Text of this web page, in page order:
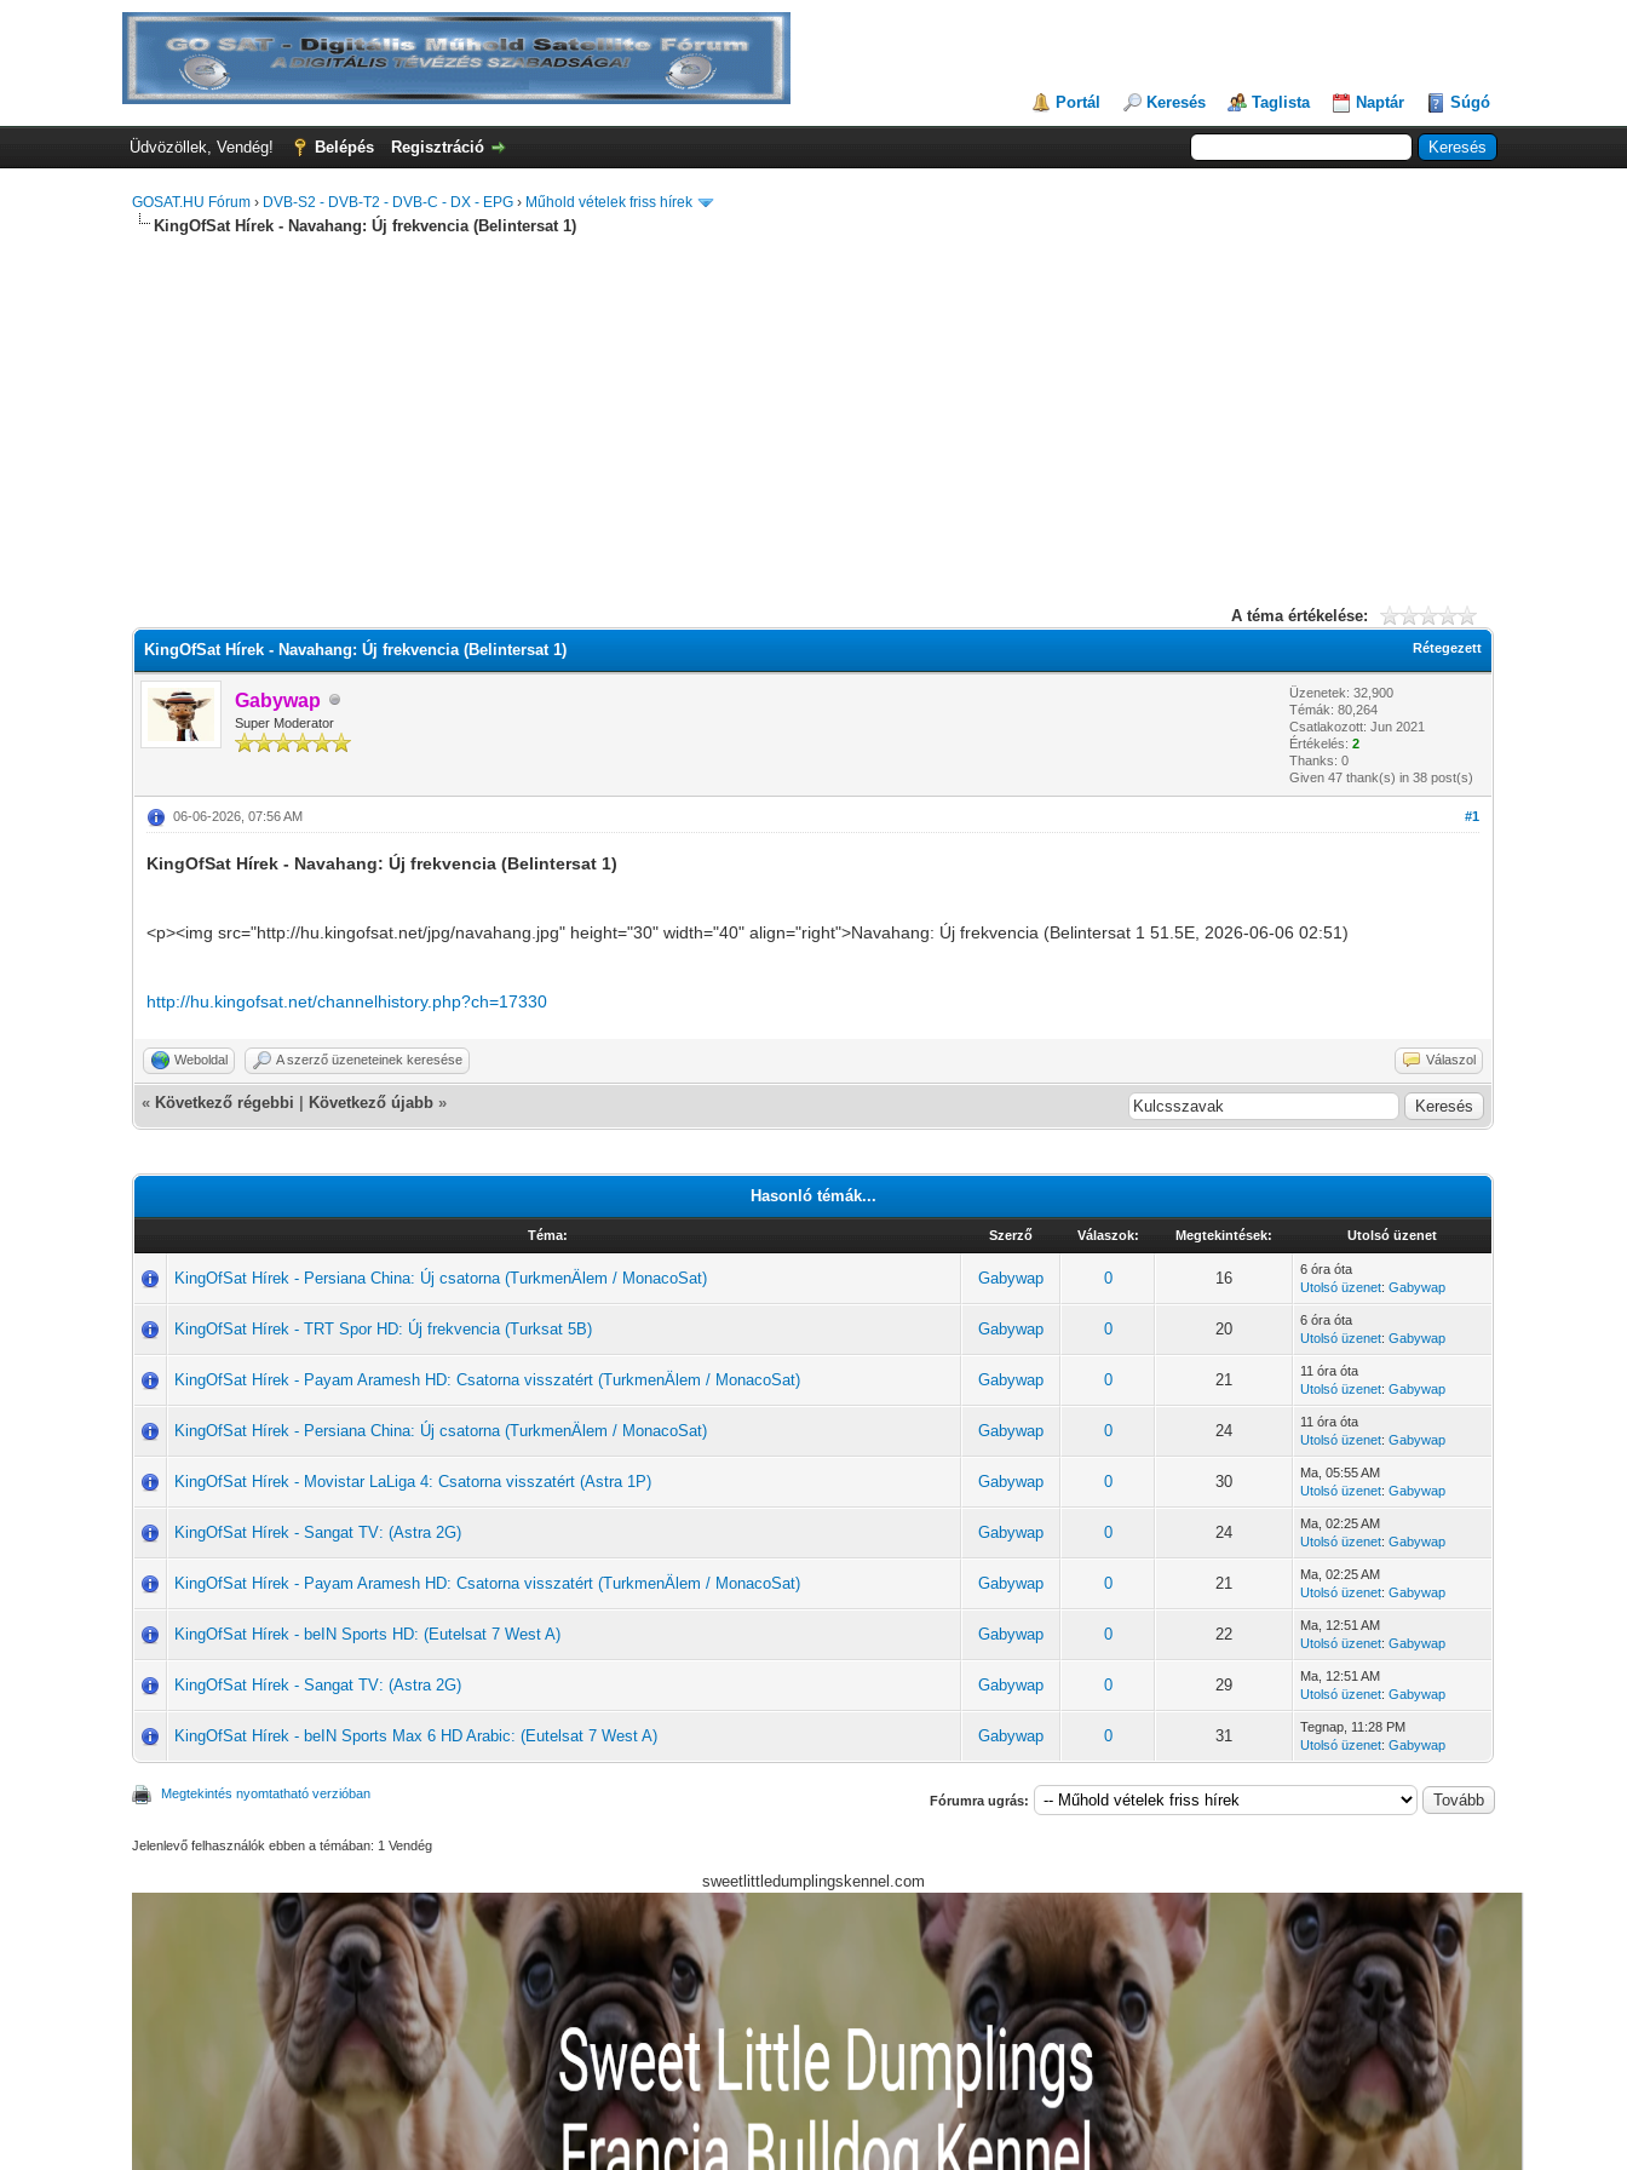
Portál Keresés Taglista Naptár Súgó
Üdvözöllek, Vendég! Belépés Regisztráció
GOSAT.HU Fórum › DVB-S2 - DVB-T2 - DVB-C - DX - EPG › Műhold vételek friss hírek
KingOfSat Hírek - Navahang: Új frekvencia (Belintersat 1)
A téma értékelése:
Rétegezett
KingOfSat Hírek - Navahang: Új frekvencia (Belintersat 1)
Gabywap
Super Moderator
Üzenetek: 32,900
Témák: 80,264
Csatlakozott: Jun 2021
Értékelés:2
Thanks: 0
Given 47 thank(s) in 38 post(s)
#1
06-06-2026, 07:56 AM
KingOfSat Hírek - Navahang: Új frekvencia (Belintersat 1)
<p><img src="http://hu.kingofsat.net/jpg/navahang.jpg" height="30" width="40" align="right">Navahang: Új frekvencia (Belintersat 1 51.5E, 2026-06-06 02:51)
http://hu.kingofsat.net/channelhistory.php?ch=17330
Weboldal A szerző üzeneteinek keresése Válaszol
« Következő régebbi Következő újabb »
Hasonló témák...
Téma: Szerző Válaszok: Megtekintések: Utolsó üzenet
KingOfSat Hírek - Persiana China: Új csatorna (TurkmenÄlem / MonacoSat) Gabywap 0 16
6 óra óta
Utolsó üzenet:Gabywap
KingOfSat Hírek - TRT Spor HD: Új frekvencia (Turksat 5B) Gabywap 0 20
6 óra óta
Utolsó üzenet:Gabywap
KingOfSat Hírek - Payam Aramesh HD: Csatorna visszatért (TurkmenÄlem / MonacoSat) Gabywap 0 21
11 óra óta
Utolsó üzenet:Gabywap
KingOfSat Hírek - Persiana China: Új csatorna (TurkmenÄlem / MonacoSat) Gabywap 0 24
11 óra óta
Utolsó üzenet:Gabywap
KingOfSat Hírek - Movistar LaLiga 4: Csatorna visszatért (Astra 1P) Gabywap 0 30 Ma , 05:55 AM
Utolsó üzenet:Gabywap
KingOfSat Hírek - Sangat TV: (Astra 2G) Gabywap 0 24 Ma , 02:25 AM
Utolsó üzenet:Gabywap
KingOfSat Hírek - Payam Aramesh HD: Csatorna visszatért (TurkmenÄlem / MonacoSat) Gabywap 0 21 Ma , 02:25 AM
Utolsó üzenet:Gabywap
KingOfSat Hírek - beIN Sports HD: (Eutelsat 7 West A) Gabywap 0 22 Ma , 12:51 AM
Utolsó üzenet:Gabywap
KingOfSat Hírek - Sangat TV: (Astra 2G) Gabywap 0 29 Ma , 12:51 AM
Utolsó üzenet:Gabywap
KingOfSat Hírek - beIN Sports Max 6 HD Arabic: (Eutelsat 7 West A) Gabywap 0 31 Tegnap , 11:28 PM
Utolsó üzenet:Gabywap
Megtekintés nyomtatható verzióban Fórumra ugrás:
Jelenlevő felhasználók ebben a témában: 1 Vendég
sweetlittledumplingskennel.com